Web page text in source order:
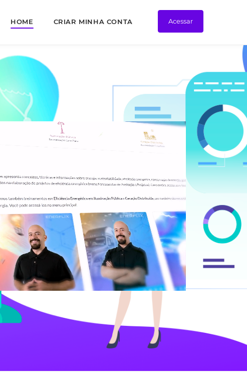
HOME CRIAR MINHA CONTA Acessar